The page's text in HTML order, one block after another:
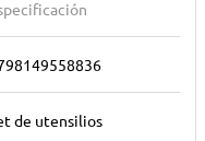
de utensilios